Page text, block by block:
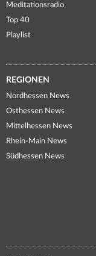
Meditationsradio
Top 40
Playlist
REGIONEN
Nordhessen News
Osthessen News
Mittelhessen News
Rhein-Main News
Südhessen News